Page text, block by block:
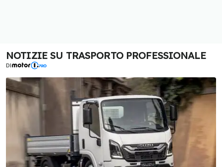
NOTIZIE SU TRASPORTO PROFESSIONALE
DI